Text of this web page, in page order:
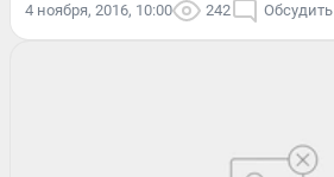
4 ноября, 2016, 10:00 242 Обсудить